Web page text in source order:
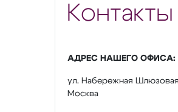
Контакты
АДРЕС НАШЕГО ОФИСА:
ул. Набережная Шлюзовая,
Москва